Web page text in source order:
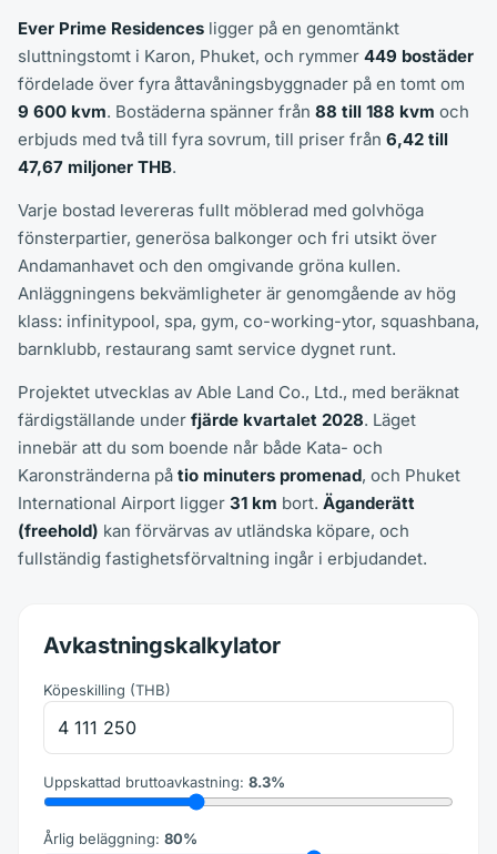
Ever Prime Residences ligger på en genomtänkt
sluttningstomt i Karon, Phuket, och rymmer 449 bostäder
fördelade över fyra åttavåningsbyggnader på en tomt om
9 600 kvm. Bostäderna spänner från 88 till 188 kvm och
erbjuds med två till fyra sovrum, till priser från 6,42 till
47,67 miljoner THB.
Varje bostad levereras fullt möblerad med golvhöga
fönsterpartier, generösa balkonger och fri utsikt över
Andamanhavet och den omgivande gröna kullen.
Anläggningens bekvämligheter är genomgående av hög
klass: infinitypool, spa, gym, co-working-ytor, squashbana,
barnklubb, restaurang samt service dygnet runt.
Projektet utvecklas av Able Land Co., Ltd., med beräknat
färdigställande under fjärde kvartalet 2028. Läget
innebär att du som boende når både Kata- och
Karonstränderna på tio minuters promenad, och Phuket
International Airport ligger 31 km bort. Äganderätt
(freehold) kan förvärvas av utländska köpare, och
fullständig fastighetsförvaltning ingår i erbjudandet.
Avkastningskalkylator
Köpeskilling (THB)
Uppskattad bruttoavkastning: 8.3%
Årlig beläggning: 80%